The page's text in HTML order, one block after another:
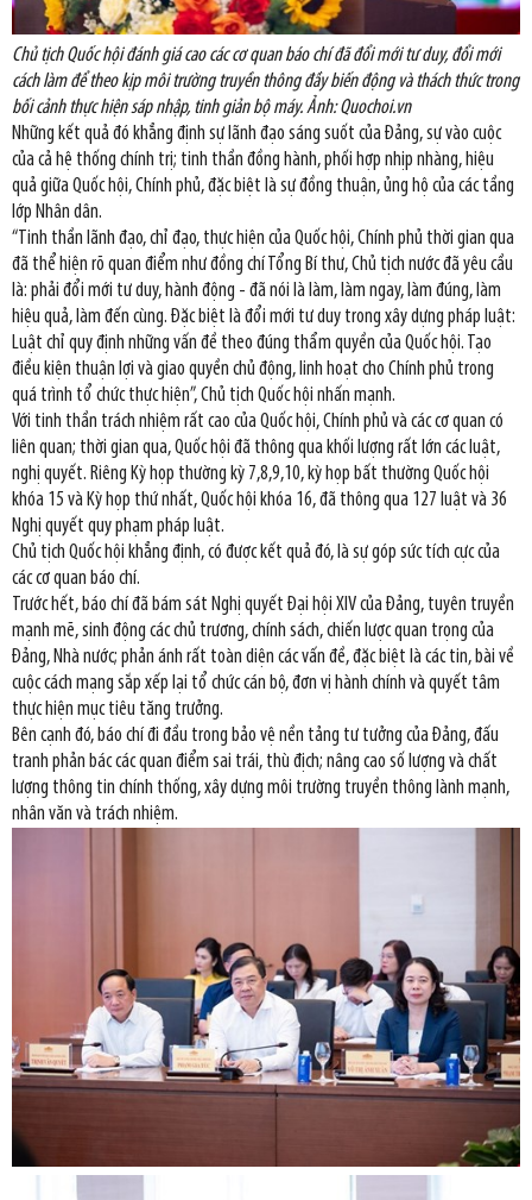
Chủ tịch Quốc hội đánh giá cao các cơ quan báo chí đã đổi mới tư duy, đổi mới
cách làm để theo kịp môi trường truyền thông đầy biến động và thách thức trong
bối cảnh thực hiện sáp nhập, tinh giản bộ máy. Ảnh: Quochoi.vn
Những kết quả đó khẳng định sự lãnh đạo sáng suốt của Đảng, sự vào cuộc
của cả hệ thống chính trị; tinh thần đồng hành, phối hợp nhịp nhàng, hiệu
quả giữa Quốc hội, Chính phủ, đặc biệt là sự đồng thuận, ủng hộ của các tầng
lớp Nhân dân.
“Tinh thần lãnh đạo, chỉ đạo, thực hiện của Quốc hội, Chính phủ thời gian qua
đã thể hiện rõ quan điểm như đồng chí Tổng Bí thư, Chủ tịch nước đã yêu cầu
là: phải đổi mới tư duy, hành động - đã nói là làm, làm ngay, làm đúng, làm
hiệu quả, làm đến cùng. Đặc biệt là đổi mới tư duy trong xây dựng pháp luật:
Luật chỉ quy định những vấn đề theo đúng thẩm quyền của Quốc hội. Tạo
điều kiện thuận lợi và giao quyền chủ động, linh hoạt cho Chính phủ trong
quá trình tổ chức thực hiện”, Chủ tịch Quốc hội nhấn mạnh.
Với tinh thần trách nhiệm rất cao của Quốc hội, Chính phủ và các cơ quan có
liên quan; thời gian qua, Quốc hội đã thông qua khối lượng rất lớn các luật,
nghị quyết. Riêng Kỳ họp thường kỳ 7,8,9,10, kỳ họp bất thường Quốc hội
khóa 15 và Kỳ họp thứ nhất, Quốc hội khóa 16, đã thông qua 127 luật và 36
Nghị quyết quy phạm pháp luật.
Chủ tịch Quốc hội khẳng định, có được kết quả đó, là sự góp sức tích cực của
các cơ quan báo chí.
Trước hết, báo chí đã bám sát Nghị quyết Đại hội XIV của Đảng, tuyên truyền
mạnh mẽ, sinh động các chủ trương, chính sách, chiến lược quan trọng của
Đảng, Nhà nước; phản ánh rất toàn diện các vấn đề, đặc biệt là các tin, bài về
cuộc cách mạng sắp xếp lại tổ chức cán bộ, đơn vị hành chính và quyết tâm
thực hiện mục tiêu tăng trưởng.
Bên cạnh đó, báo chí đi đầu trong bảo vệ nền tảng tư tưởng của Đảng, đấu
tranh phản bác các quan điểm sai trái, thù địch; nâng cao số lượng và chất
lượng thông tin chính thống, xây dựng môi trường truyền thông lành mạnh,
nhân văn và trách nhiệm.